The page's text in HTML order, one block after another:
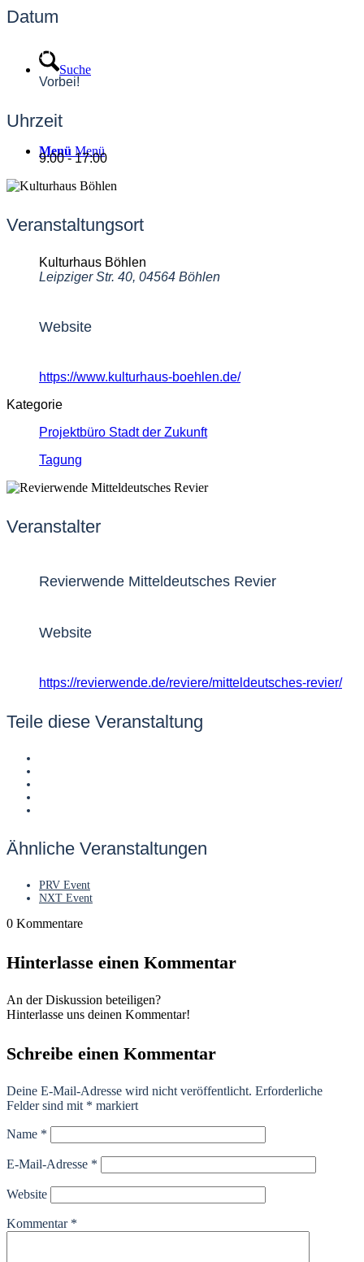
Suche
Menü Menü
Datum
11 Mai 2023
Vorbei!
Uhrzeit
9:00 - 17:00
Veranstaltungsort
Kulturhaus Böhlen
Leipziger Str. 40, 04564 Böhlen
Website
https://www.kulturhaus-boehlen.de/
Kategorie
Projektbüro Stadt der Zukunft
Tagung
Veranstalter
Revierwende Mitteldeutsches Revier
Website
https://revierwende.de/reviere/mitteldeutsches-revier/
Teile diese Veranstaltung
Ähnliche Veranstaltungen
PRV Event
NXT Event
0 Kommentare
Hinterlasse einen Kommentar
An der Diskussion beteiligen?
Hinterlasse uns deinen Kommentar!
Schreibe einen Kommentar
Deine E-Mail-Adresse wird nicht veröffentlicht. Erforderliche
Felder sind mit * markiert
Name *
E-Mail-Adresse *
Website
Kommentar *